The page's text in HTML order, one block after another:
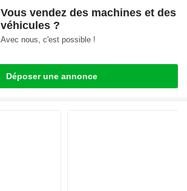
Vous vendez des machines et des
véhicules ?
Avec nous, c'est possible !
Déposer une annonce